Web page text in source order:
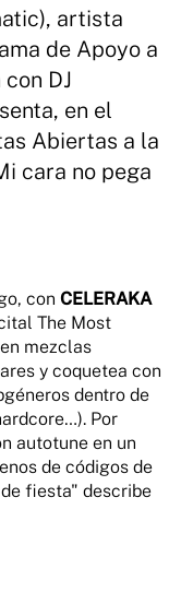
artista
de Apoyo a
DJ
en el
Abiertas a la
cara no pega
con CELERAKA
The Most
mezclas
y coquetea con
dentro de
Por
autotune en un
de códigos de
fiesta" describe